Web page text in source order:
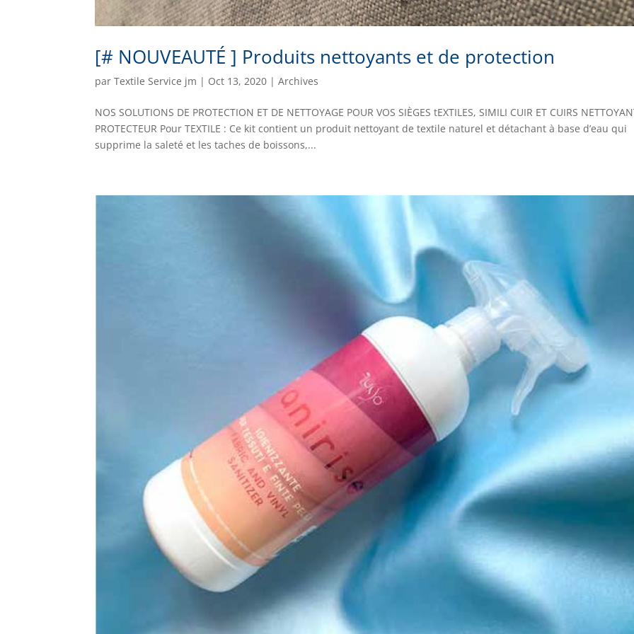
[# NOUVEAUTÉ ] Produits nettoyants et de protection
parTextile Service jm | Oct 13, 2020 |Archives
NOS SOLUTIONS DE PROTECTION ET DE NETTOYAGE POUR VOS SIÈGES tEXTILES, SIMILI CUIR ET CUIRS
PROTECTEUR Pour TEXTILE : Ce kit contient un produit nettoyant de textile naturel et détachant à base d’eau qui
supprime la saleté et les taches de boissons,...